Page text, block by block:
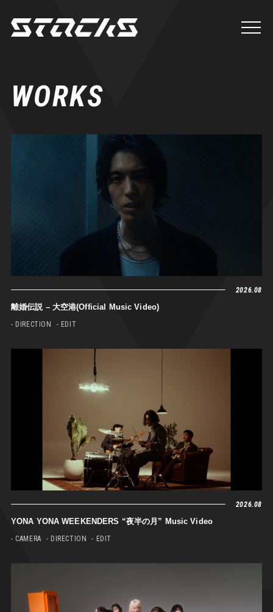
WORKS
2026.08
離婚伝説 – 大空港(Official Music Video)
- DIRECTION - EDIT
2026.08
YONA YONA WEEKENDERS “夜半の月” Music Video
- CAMERA - DIRECTION - EDIT